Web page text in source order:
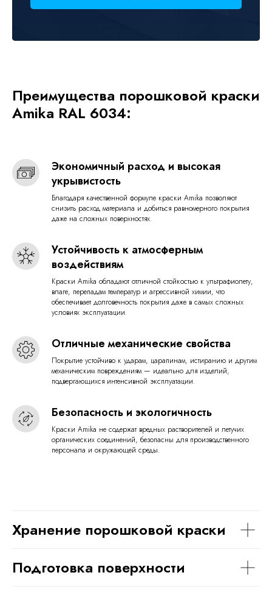
Преимущества порошковой краски
Amika RAL 6034:
Экономичный расход и высокая
укрывистость
Благодаря качественной формуле краски Amika позволяют
снизить расход материала и добиться равномерного покрытия
даже на сложных поверхностях.
Устойчивость к атмосферным
воздействиям
Краски Amika обладают отличной стойкостью к ультрафиолету,
влаге, перепадам температур и агрессивной химии, что
обеспечивает долговечность покрытия даже в самых сложных
условиях эксплуатации.
Отличные механические свойства
Покрытие устойчиво к ударам, царапинам, истиранию и другим
механическим повреждениям — идеально для изделий,
подвергающихся интенсивной эксплуатации.
Безопасность и экологичность
Краски Amika не содержат вредных растворителей и летучих
органических соединений, безопасны для производственного
персонала и окружающей среды.
Хранение порошковой краски
Подготовка поверхности